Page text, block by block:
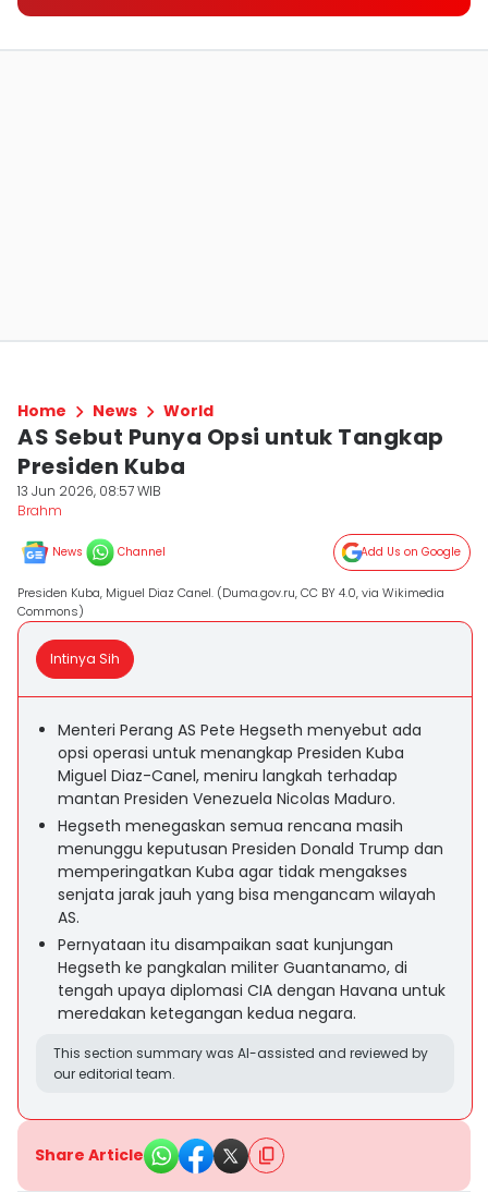
Home News World
AS Sebut Punya Opsi untuk Tangkap
Presiden Kuba
13 Jun 2026, 08:57 WIB
Brahm
News Channel Add Us on Google
Presiden Kuba, Miguel Diaz Canel. (Duma.gov.ru, CC BY 4.0, via Wikimedia
Commons)
Intinya Sih
Menteri Perang AS Pete Hegseth menyebut ada
opsi operasi untuk menangkap Presiden Kuba
Miguel Diaz-Canel, meniru langkah terhadap
mantan Presiden Venezuela Nicolas Maduro.
Hegseth menegaskan semua rencana masih
menunggu keputusan Presiden Donald Trump dan
memperingatkan Kuba agar tidak mengakses
senjata jarak jauh yang bisa mengancam wilayah
AS.
Pernyataan itu disampaikan saat kunjungan
Hegseth ke pangkalan militer Guantanamo, di
tengah upaya diplomasi CIA dengan Havana untuk
meredakan ketegangan kedua negara.
This section summary was AI-assisted and reviewed by
our editorial team.
Share Article